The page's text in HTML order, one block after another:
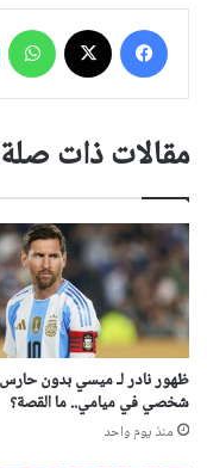
فيسبوك
مقالات ذات صلة
ظهور نادر لـ ميسي بدون حارس
شخصي في ميامي.. ما القصة؟
منذ يوم واحد